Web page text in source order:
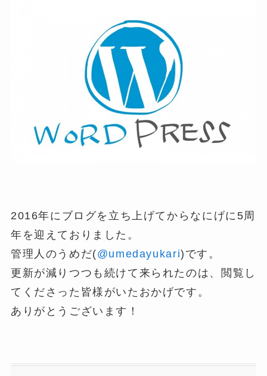
2016年にブログを立ち上げてからなにげに5周
年を迎えておりました。
管理人のうめだ(@umedayukari)です。
更新が減りつつも続けて来られたのは、閲覧し
てくださった皆様がいたおかげです。
ありがとうございます！